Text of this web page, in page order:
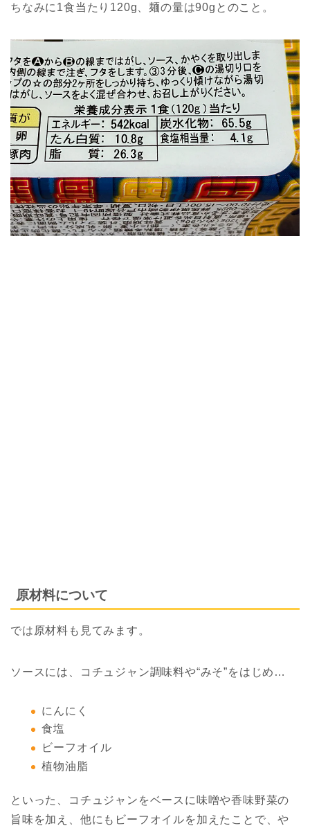
ちなみに1食当たり120g、麺の量は90gとのこと。
原材料について
では原材料も見てみます。
ソースには、コチュジャン調味料や“みそ”をはじめ…
にんにく
食塩
ビーフオイル
植物油脂
といった、コチュジャンをベースに味噌や香味野菜の
旨味を加え、他にもビーフオイルを加えたことで、や